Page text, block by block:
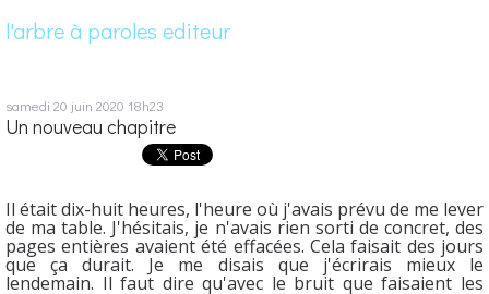
l'arbre à paroles editeur
samedi 20 juin 2020 18h23
Un nouveau chapitre
Il était dix-huit heures, l'heure où j'avais prévu de me lever
de ma table. J'hésitais, je n'avais rien sorti de concret, des
pages entières avaient été effacées. Cela faisait des jours
que ça durait. Je me disais que j'écrirais mieux le
lendemain. Il faut dire qu'avec le bruit que faisaient les